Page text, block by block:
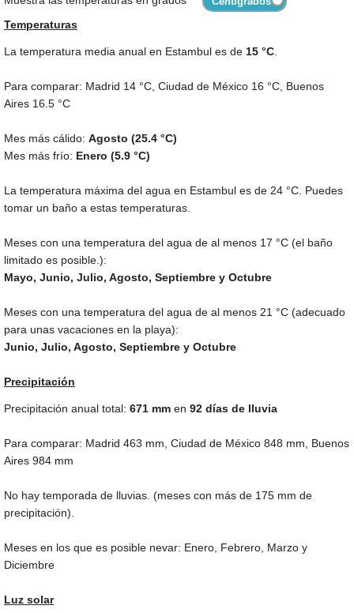
Temperaturas
La temperatura media anual en Estambul es de 15 °C
Para comparar: Madrid 14 °C , Ciudad de México 16 °C , Buenos
Aires 16.5 °C
Mes más cálido: Agosto (25.4 °C)
Mes más frío: Enero (5.9 °C)
La temperatura máxima del agua en Estambul es de 24 °C . Puedes
tomar un baño a estas temperaturas.
Meses con una temperatura del agua de al menos 17 °C (el baño
limitado es posible.):
Mayo, Junio, Julio, Agosto, Septiembre y Octubre
Meses con una temperatura del agua de al menos 21 °C (adecuado
para unas vacaciones en la playa):
Junio, Julio, Agosto, Septiembre y Octubre
Precipitación
Precipitación anual total: 671 mm en 92 días de lluvia
Para comparar: Madrid 463 mm , Ciudad de México 848 mm , Buenos
Aires 984 mm
No hay temporada de lluvias. (meses con más de 175 mm de
precipitación).
Meses en los que es posible nevar: Enero, Febrero, Marzo y
Diciembre
Luz solar